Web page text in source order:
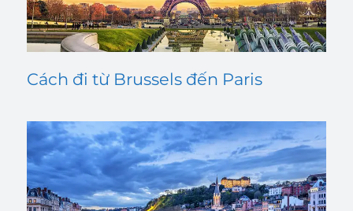
Cách đi từ Brussels đến Paris